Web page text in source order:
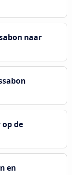
naar
de
en